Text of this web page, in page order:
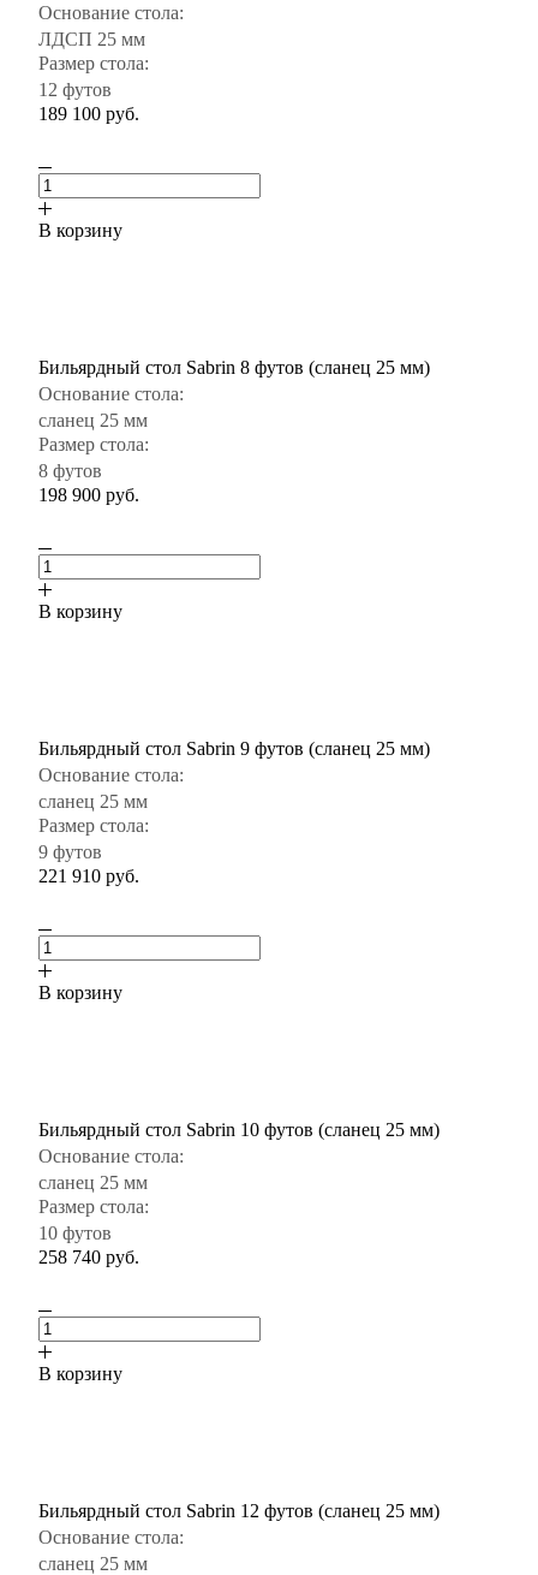
Основание стола:
ЛДСП 25 мм
Размер стола:
12 футов
189 100 руб.
В корзину
Бильярдный стол Sabrin 8 футов (сланец 25 мм)
Основание стола:
сланец 25 мм
Размер стола:
8 футов
198 900 руб.
В корзину
Бильярдный стол Sabrin 9 футов (сланец 25 мм)
Основание стола:
сланец 25 мм
Размер стола:
9 футов
221 910 руб.
В корзину
Бильярдный стол Sabrin 10 футов (сланец 25 мм)
Основание стола:
сланец 25 мм
Размер стола:
10 футов
258 740 руб.
В корзину
Бильярдный стол Sabrin 12 футов (сланец 25 мм)
Основание стола:
сланец 25 мм